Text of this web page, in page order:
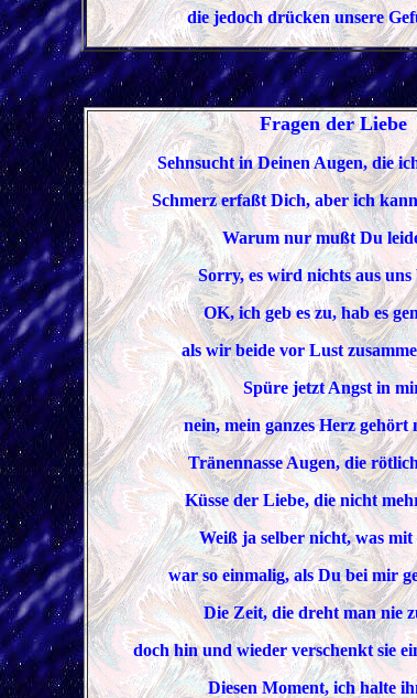
die jedoch drücken unsere
Fragen der Liebe
Sehnsucht in Deinen Augen, die
Schmerz erfaßt Dich, aber ich
Warum nur mußt Du
Sorry, es wird nichts aus uns
OK, ich geb es zu, hab es
als wir beide vor Lust
Spüre jetzt Angst in
nein, mein ganzes Herz gehört
Tränennasse Augen, die
Küsse der Liebe, die nicht
Weiß ja selber nicht, was
war so einmalig, als Du bei mir
Die Zeit, die dreht man nie
doch hin und wieder verschenkt sie
Diesen Moment, ich halte